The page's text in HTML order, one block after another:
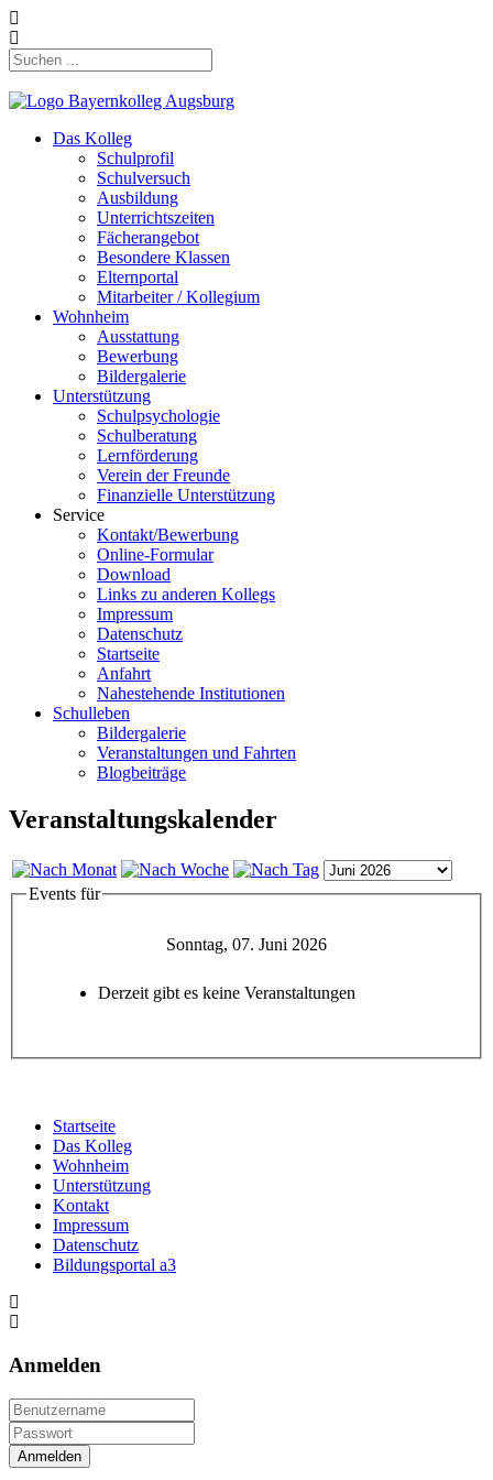
Das Kolleg
Schulprofil
Schulversuch
Ausbildung
Unterrichtszeiten
Fächerangebot
Besondere Klassen
Elternportal
Mitarbeiter / Kollegium
Wohnheim
Ausstattung
Bewerbung
Bildergalerie
Unterstützung
Schulpsychologie
Schulberatung
Lernförderung
Verein der Freunde
Finanzielle Unterstützung
Service
Kontakt/Bewerbung
Online-Formular
Download
Links zu anderen Kollegs
Impressum
Datenschutz
Startseite
Anfahrt
Nahestehende Institutionen
Schulleben
Bildergalerie
Veranstaltungen und Fahrten
Blogbeiträge
Veranstaltungskalender
Events für
Sonntag, 07. Juni 2026
Derzeit gibt es keine Veranstaltungen
Startseite
Das Kolleg
Wohnheim
Unterstützung
Kontakt
Impressum
Datenschutz
Bildungsportal a3
Anmelden
Anmelden